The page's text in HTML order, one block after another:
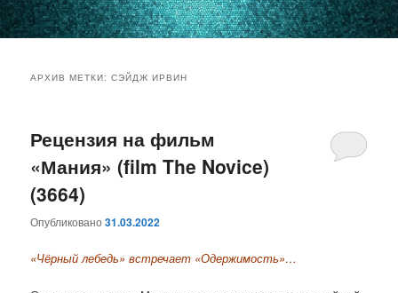
основному
содержимому
дополнительному
содержимому
АРХИВ МЕТКИ:СЭЙДЖ ИРВИН
Рецензия на фильм
«Мания» (film The Novice)
(3664)
Опубликовано31.03.2022
«Чёрный лебедь» встречает «Одержимость»…